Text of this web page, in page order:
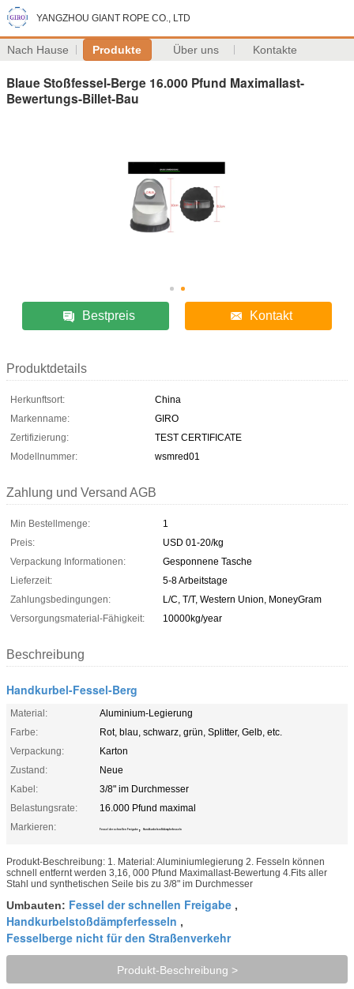
YANGZHOU GIANT ROPE CO., LTD
Nach Hause Produkte Über uns Kontakte
Blaue Stoßfessel-Berge 16.000 Pfund Maximallast-
Bewertungs-Billet-Bau
Bestpreis Kontakt
Produktdetails
Herkunftsort:
China
Markenname:
GIRO
Zertifizierung:
TEST CERTIFICATE
Modellnummer:
wsmred01
Zahlung und Versand AGB
Min Bestellmenge:
1
Preis:
USD 01-20/kg
Verpackung Informationen:
Gesponnene Tasche
Lieferzeit:
5-8 Arbeitstage
Zahlungsbedingungen:
L/C, T/T, Western Union, MoneyGram
Versorgungsmaterial-Fähigkeit:
10000kg/year
Beschreibung
Handkurbel-Fessel-Berg
Material:
Aluminium-Legierung
Farbe:
Rot, blau, schwarz, grün, Splitter, Gelb, etc.
Verpackung:
Karton
Zustand:
Neue
Kabel:
3/8" im Durchmesser
Belastungsrate:
16.000 Pfund maximal
Markieren:
Fessel der schnellen Freigabe , Handkurbelstoßdämpferfesseln
Produkt-Beschreibung: 1. Material: Aluminiumlegierung 2. Fesseln können
schnell entfernt werden 3,16, 000 Pfund Maximallast-Bewertung 4.Fits aller
Stahl und synthetischen Seile bis zu 3/8" im Durchmesser
Umbauten: Fessel der schnellen Freigabe ,
Handkurbelstoßdämpferfesseln ,
Fesselberge nicht für den Straßenverkehr
Produkt-Beschreibung >